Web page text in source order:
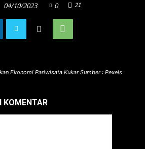
04/10/2023 0 21
Ekonomi Pariwisata Kukar Sumber : Pexels
KOMENTAR